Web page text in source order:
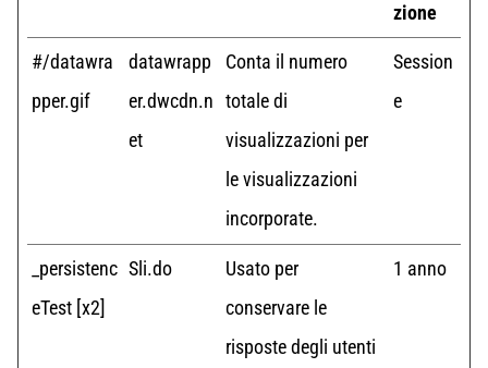
zione
#/datawra
pper.gif
datawrapp
er.dwcdn.n
et
Conta il numero
totale di
visualizzazioni per
le visualizzazioni
incorporate.
Session
e
_persistenc
eTest [x2]
Sli.do
Usato per
conservare le
risposte degli utenti
1 anno